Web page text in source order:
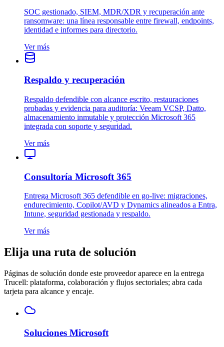
SOC gestionado, SIEM, MDR/XDR y recuperación ante
ransomware: una línea responsable entre firewall, endpoints,
identidad e informes para directorio.
Ver más
Respaldo y recuperación
Respaldo defendible con alcance escrito, restauraciones
probadas y evidencia para auditoría: Veeam VCSP, Datto,
almacenamiento inmutable y protección Microsoft 365
integrada con soporte y seguridad.
Ver más
Consultoría Microsoft 365
Entrega Microsoft 365 defendible en go‑live: migraciones,
endurecimiento, Copilot/AVD y Dynamics alineados a Entra,
Intune, seguridad gestionada y respaldo.
Ver más
Elija una ruta de solución
Páginas de solución donde este proveedor aparece en la entrega
Trucell: plataforma, colaboración y flujos sectoriales; abra cada
tarjeta para alcance y encaje.
Soluciones Microsoft